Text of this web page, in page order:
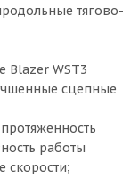
тягово-
Blazer WST3
сцепные
работы
скорости;